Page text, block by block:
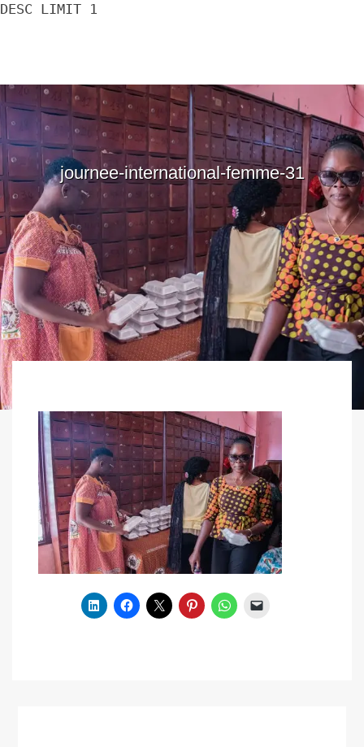
DESC LIMIT 1
content
journee-international-femme-31